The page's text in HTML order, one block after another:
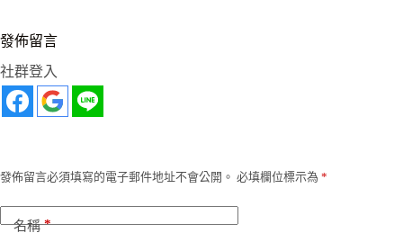
發佈留言
社群登入
發佈留言必須填寫的電子郵件地址不會公開。 必填欄位標示為 *
名稱*